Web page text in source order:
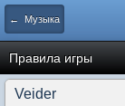
← Музыка
Правила игры
Veider